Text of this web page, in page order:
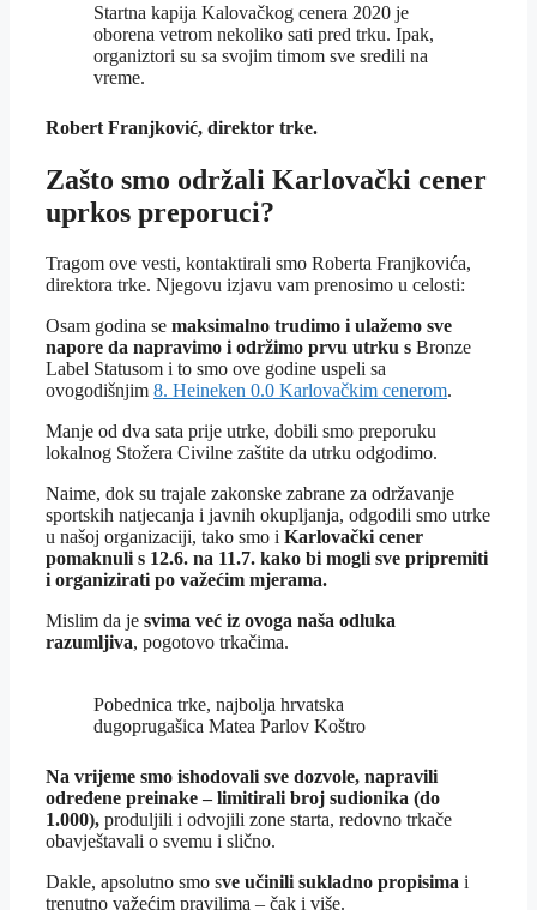
Startna kapija Kalovačkog cenera 2020 je
oborena vetrom nekoliko sati pred trku. Ipak,
organiztori su sa svojim timom sve sredili na
vreme.
Robert Franjković, direktor trke.
Zašto smo održali Karlovački cener
uprkos preporuci?
Tragom ove vesti, kontaktirali smo Roberta Franjkovića,
direktora trke. Njegovu izjavu vam prenosimo u celosti:
Osam godina se maksimalno trudimo i ulažemo sve
napore da napravimo i održimo prvu utrku s Bronze
Label Statusom i to smo ove godine uspeli sa
ovogodišnjim 8. Heineken 0.0 Karlovačkim cenerom.
Manje od dva sata prije utrke, dobili smo preporuku
lokalnog Stožera Civilne zaštite da utrku odgodimo.
Naime, dok su trajale zakonske zabrane za održavanje
sportskih natjecanja i javnih okupljanja, odgodili smo utrke
u našoj organizaciji, tako smo i Karlovački cener
pomaknuli s 12.6. na 11.7. kako bi mogli sve pripremiti
i organizirati po važećim mjerama.
Mislim da je svima već iz ovoga naša odluka
razumljiva, pogotovo trkačima.
Pobednica trke, najbolja hrvatska
dugoprugašica Matea Parlov Koštro
Na vrijeme smo ishodovali sve dozvole, napravili
određene preinake – limitirali broj sudionika (do
1.000), produljili i odvojili zone starta, redovno trkače
obavještavali o svemu i slično.
Dakle, apsolutno smo sve učinili sukladno propisima i
trenutno važećim pravilima – čak i više.